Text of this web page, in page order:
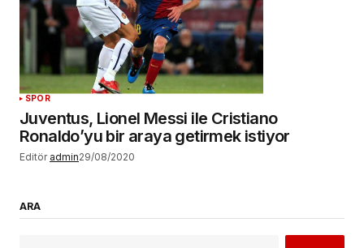
SPOR
Juventus, Lionel Messi ile Cristiano
Ronaldo’yu bir araya getirmek istiyor
Editör admin29/08/2020
ARA